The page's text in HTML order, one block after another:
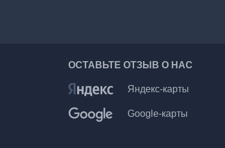
ОСТАВЬТЕ ОТЗЫВ О НАС
Яндекс-карты
Google-карты